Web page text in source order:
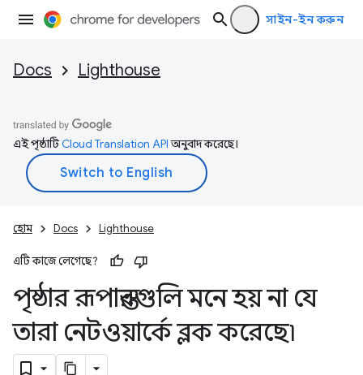
সাইন-ইন করুন
Docs Lighthouse
এই পৃষ্ঠাটিCloud Translation APIঅনুবাদ করেছে।
হোম Docs Lighthouse
এটি কাজে লেগেছে?
পৃষ্ঠার রূপান্তরগুলি মনে হয় না যে
তারা নেটওয়ার্কে ব্লক করেছে৷